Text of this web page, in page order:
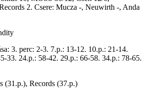
2. Csere: Mucza -, Neuwirth -, Anda
3. perc: 2-3. 7.p.: 13-12. 10.p.: 21-14.
33. 24.p.: 58-42. 29.p.: 66-58. 34.p.: 78-65.
(31.p.), Records (37.p.)